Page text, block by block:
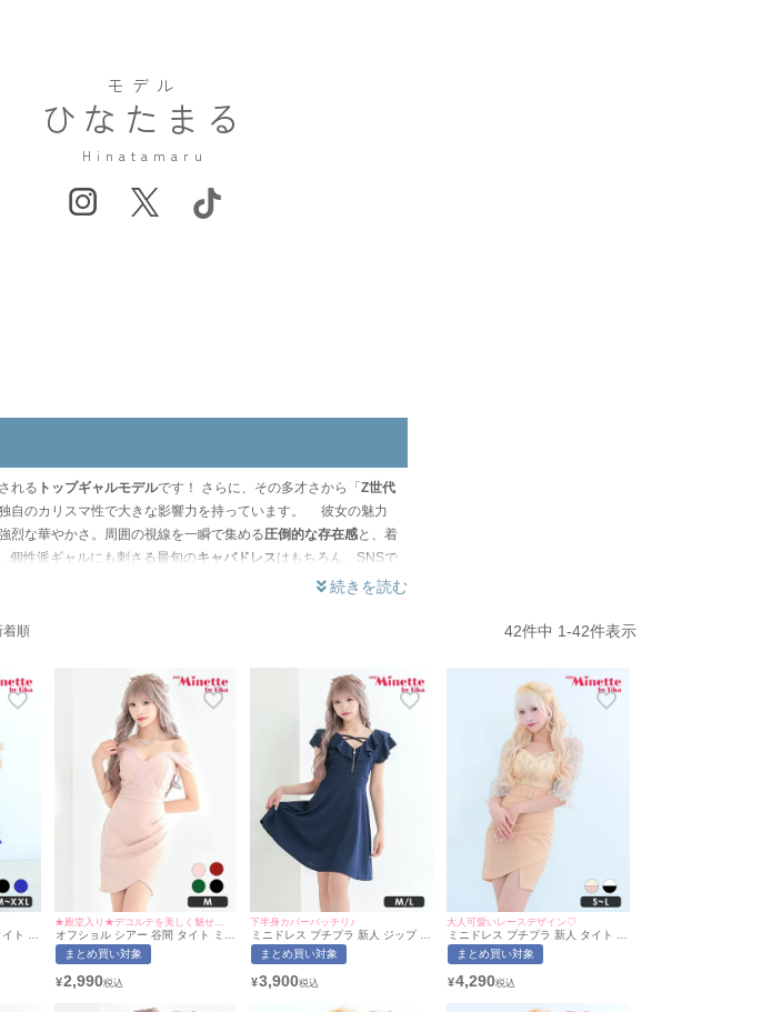
モデル
ひなたまる
Hinatamaru
れる トップギャルモデルです！ さらに、その多才さから「 Z世代
自のカリスマ性で大きな影響力を持っています。 彼女の魅力
烈な華やかさ。周囲の視線を一瞬で集める圧倒的な存在感と、着
性派ギャルにも刺さる最旬のキャバドレス はもちろん、SNSで
を豊富にラインナップしています。 日向まるちゃんは、
着順 42件中 1-42件表示
ト ペ
間
★殿堂入り★デコルテを美しく魅せる上品な一着♡
オフショル シアー 谷間 タイト ミニ
ドレス (ひなたまる着用/Mサイズ対
応) | myMinette/マイミネット
まとめ買い対象
¥2,990
下半身カバーバッチリ♪
ミニドレス プチプラ 新人 ジップ ワ
ンピース フレア セクシー 半袖 低身
長 谷間 チャーム付き クロスデザイ
(ひなたまる着用/M~Lサイズ対応) |
まとめ買い対象
¥3,900
大人可愛いレースデザイン♡
ミニドレス プチプラ 新人 タイト 袖
あり セクシー シアー袖 低身長 谷間
背中魅せ 同伴 ウエストベルト ハー
ュ キャバドレス (ひなたまる着
まとめ買い対象
¥4,290